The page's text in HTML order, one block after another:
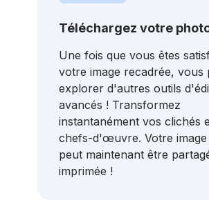
Téléchargez votre
Une fois que vous êtes
votre image recadrée, vous
explorer d'autres outils
avancés ! Transformez
instantanément vos clichés
chefs-d'œuvre. Votre image
peut maintenant être
imprimée !